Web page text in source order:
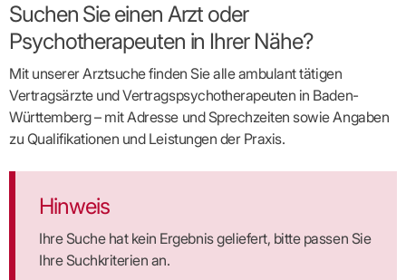
Suchen Sie einen Arzt oder
Psychotherapeuten in Ihrer Nähe?
Mit unserer Arztsuche finden Sie alle ambulant tätigen
Vertragsärzte und Vertragspsycho­therapeuten in Baden-
Württemberg – mit Adresse und Sprechzeiten sowie Angaben
zu Qualifikationen und Leistungen der Praxis.
Hinweis
Ihre Suche hat kein Ergebnis geliefert, bitte passen Sie
Ihre Suchkriterien an.